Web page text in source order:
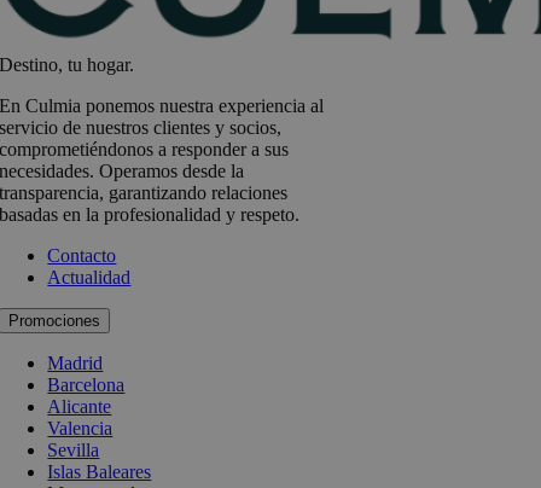
Destino, tu hogar.
En Culmia ponemos nuestra experiencia al
servicio de nuestros clientes y socios,
comprometiéndonos a responder a sus
necesidades. Operamos desde la
transparencia, garantizando relaciones
basadas en la profesionalidad y respeto.
Contacto
Actualidad
Promociones
Madrid
Barcelona
Alicante
Valencia
Sevilla
Islas Baleares